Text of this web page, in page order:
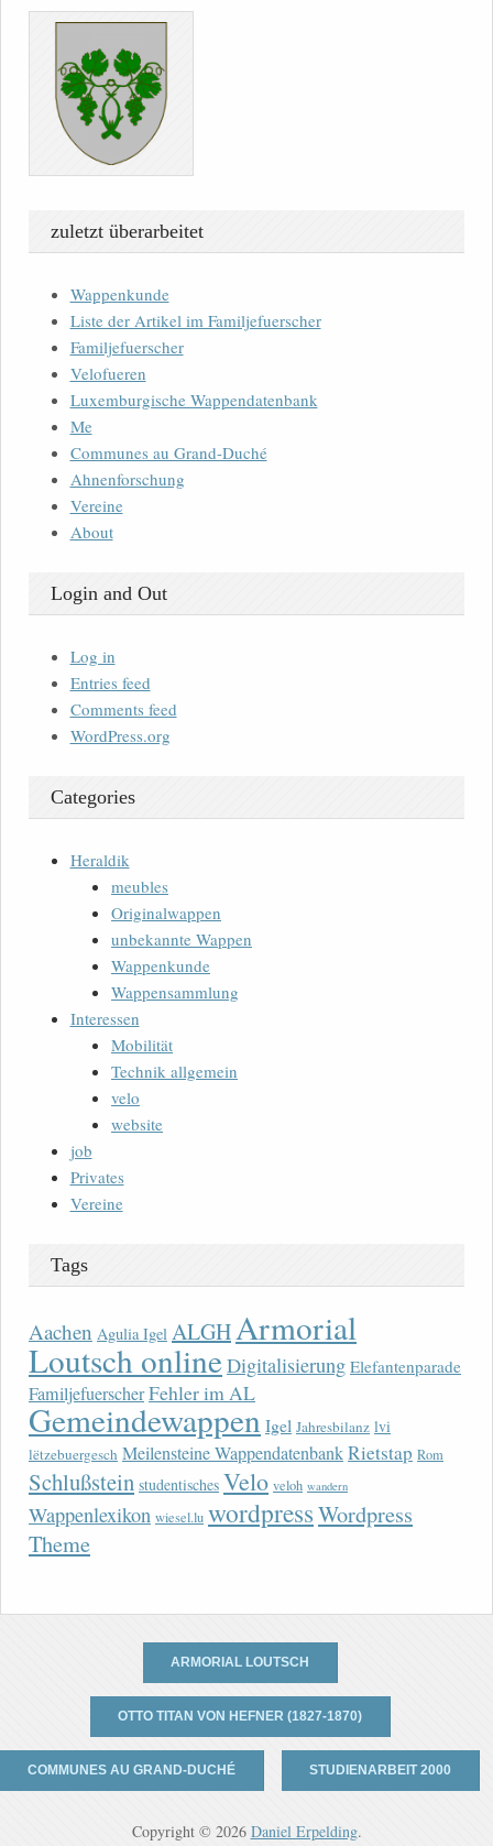
zuletzt überarbeitet
Wappenkunde
Liste der Artikel im Familjefuerscher
Familjefuerscher
Velofueren
Luxemburgische Wappendatenbank
Me
Communes au Grand-Duché
Ahnenforschung
Vereine
About
Login and Out
Log in
Entries feed
Comments feed
WordPress.org
Categories
Heraldik
meubles
Originalwappen
unbekannte Wappen
Wappenkunde
Wappensammlung
Interessen
Mobilität
Technik allgemein
velo
website
job
Privates
Vereine
Tags
Aachen Agulia Igel ALGHArmorial
Loutsch onlineDigitalisierung Elefantenparade
FamiljefuerscherFehler im AL
Gemeindewappen Igel Jahresbilanz lvi
lëtzebuergesch Meilensteine WappendatenbankRietstap Rom
Schlußstein studentisches Velo veloh wandern
Wappenlexikon wiesel.lu wordpressWordpress
Theme
ARMORIAL LOUTSCH
OTTO TITAN VON HEFNER (1827-1870)
COMMUNES AU GRAND-DUCHÉ STUDIENARBEIT 2000
Copyright © 2026 Daniel Erpelding.